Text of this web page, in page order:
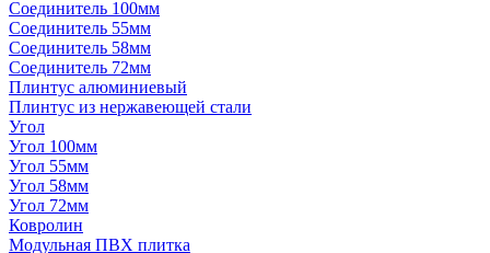
Соединитель 100мм
Соединитель 55мм
Соединитель 58мм
Соединитель 72мм
Плинтус алюминиевый
Плинтус из нержавеющей стали
Угол
Угол 100мм
Угол 55мм
Угол 58мм
Угол 72мм
Ковролин
Модульная ПВХ плитка